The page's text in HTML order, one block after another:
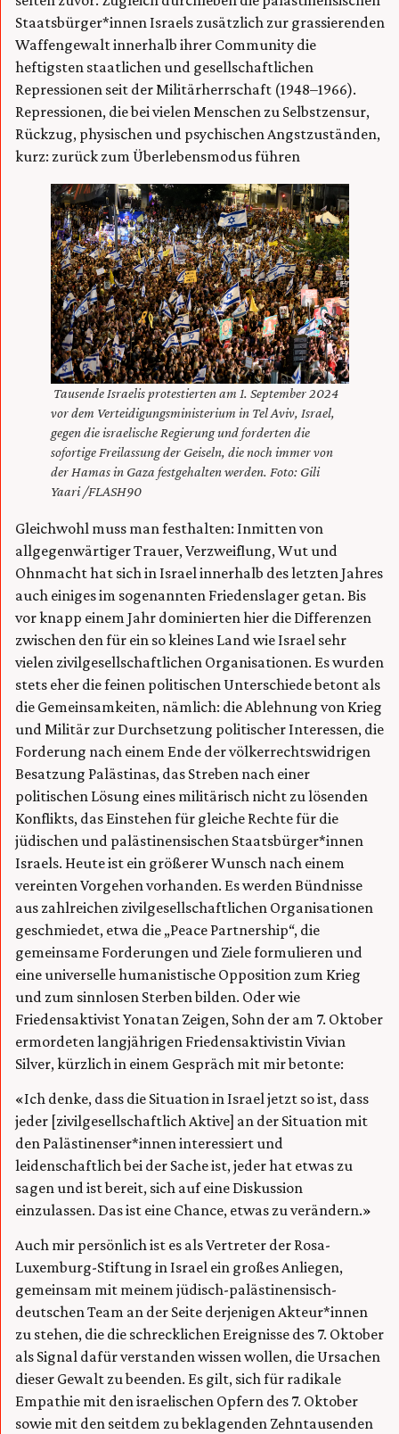
Staatsbürger*innen Israels zusätzlich zur grassierenden
Waffengewalt innerhalb ihrer Community die
heftigsten staatlichen und gesellschaftlichen
Repressionen seit der Militärherrschaft (1948–1966).
Repressionen, die bei vielen Menschen zu Selbstzensur,
Rückzug, physischen und psychischen Angstzuständen,
kurz: zurück zum Überlebensmodus führen
Tausende Israelis protestierten am 1. September 2024
vor dem Verteidigungsministerium in Tel Aviv, Israel,
gegen die israelische Regierung und forderten die
sofortige Freilassung der Geiseln, die noch immer von
der Hamas in Gaza festgehalten werden. Foto: Gili
Yaari /FLASH90
Gleichwohl muss man festhalten: Inmitten von
allgegenwärtiger Trauer, Verzweiflung, Wut und
Ohnmacht hat sich in Israel innerhalb des letzten Jahres
auch einiges im sogenannten Friedenslager getan. Bis
vor knapp einem Jahr dominierten hier die Differenzen
zwischen den für ein so kleines Land wie Israel sehr
vielen zivilgesellschaftlichen Organisationen. Es wurden
stets eher die feinen politischen Unterschiede betont als
die Gemeinsamkeiten, nämlich: die Ablehnung von Krieg
und Militär zur Durchsetzung politischer Interessen, die
Forderung nach einem Ende der völkerrechtswidrigen
Besatzung Palästinas, das Streben nach einer
politischen Lösung eines militärisch nicht zu lösenden
Konflikts, das Einstehen für gleiche Rechte für die
jüdischen und palästinensischen Staatsbürger*innen
Israels. Heute ist ein größerer Wunsch nach einem
vereinten Vorgehen vorhanden. Es werden Bündnisse
aus zahlreichen zivilgesellschaftlichen Organisationen
geschmiedet, etwa die „Peace Partnership“, die
gemeinsame Forderungen und Ziele formulieren und
eine universelle humanistische Opposition zum Krieg
und zum sinnlosen Sterben bilden. Oder wie
Friedensaktivist Yonatan Zeigen, Sohn der am 7. Oktober
ermordeten langjährigen Friedensaktivistin Vivian
Silver, kürzlich in einem Gespräch mit mir betonte:
«Ich denke, dass die Situation in Israel jetzt so ist, dass
jeder [zivilgesellschaftlich Aktive] an der Situation mit
den Palästinenser*innen interessiert und
leidenschaftlich bei der Sache ist, jeder hat etwas zu
sagen und ist bereit, sich auf eine Diskussion
einzulassen. Das ist eine Chance, etwas zu verändern.»
Auch mir persönlich ist es als Vertreter der Rosa-
Luxemburg-Stiftung in Israel ein großes Anliegen,
gemeinsam mit meinem jüdisch-palästinensisch-
deutschen Team an der Seite derjenigen Akteur*innen
zu stehen, die die schrecklichen Ereignisse des 7. Oktober
als Signal dafür verstanden wissen wollen, die Ursachen
dieser Gewalt zu beenden. Es gilt, sich für radikale
Empathie mit den israelischen Opfern des 7. Oktober
sowie mit den seitdem zu beklagenden Zehntausenden